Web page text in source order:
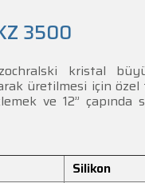
3500
kristal
üretilmesi için özel
ve 12”
Silikon